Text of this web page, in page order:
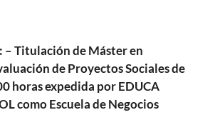
Titulación de Máster en
de Proyectos Sociales de
horas expedida por EDUCA
como Escuela de Negocios